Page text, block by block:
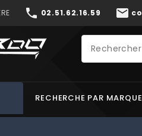
phone 02.51.62.16.59 mail
RECHERCHE PAR